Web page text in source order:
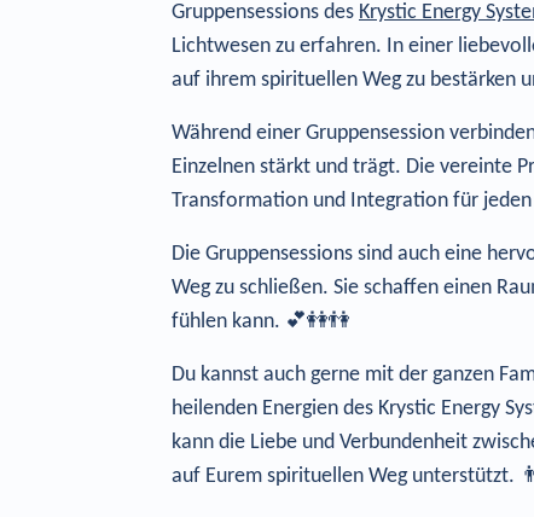
Gruppensessions des Krystic Energy
Lichtwesen zu erfahren. In einer
auf ihrem spirituellen Weg zu bestärken
Während einer Gruppensession
Einzelnen stärkt und trägt. Die vereinte
Transformation und Integration für
Die Gruppensessions sind auch eine
Weg zu schließen. Sie schaffen einen
fühlen kann. 💕👭👫
Du kannst auch gerne mit der ganzen
heilenden Energien des Krystic Energy
kann die Liebe und Verbundenheit
auf Eurem spirituellen Weg unterstützt.